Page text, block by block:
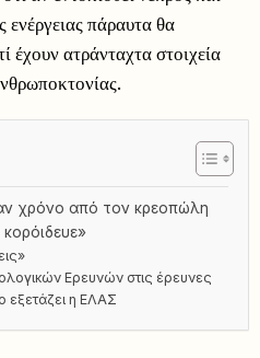
ενέργειας πάραυτα θα
έχουν ατράνταχτα στοιχεία
χρόνο από τον κρεοπώλη
Ερευνών στις έρευνες
εξετάζει η ΕΛΑΣ